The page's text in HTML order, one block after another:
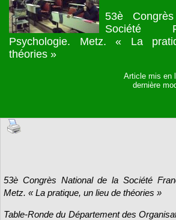
53è
Société
Psychologie. Metz. « La
théories »
Article mis en
dernière
53è Congrès National de la Société
Metz. « La pratique, un lieu de théories »
Table-Ronde du Département des